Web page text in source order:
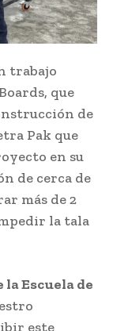
trabajo
que
de
Pak que
en su
de cerca de
más de 2
la tala
Escuela de
este